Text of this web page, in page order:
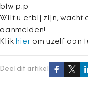
btw p.p.
Wilt u erbij zijn, wacht
aanmelden!
Klik hier om uzelf aan
Deel dit artikel